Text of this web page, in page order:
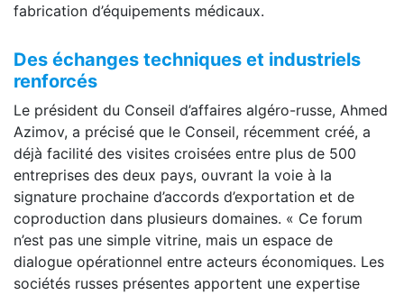
fabrication d’équipements médicaux.
Des échanges techniques et industriels
renforcés
Le président du Conseil d’affaires algéro-russe, Ahmed
Azimov, a précisé que le Conseil, récemment créé, a
déjà facilité des visites croisées entre plus de 500
entreprises des deux pays, ouvrant la voie à la
signature prochaine d’accords d’exportation et de
coproduction dans plusieurs domaines. « Ce forum
n’est pas une simple vitrine, mais un espace de
dialogue opérationnel entre acteurs économiques. Les
sociétés russes présentes apportent une expertise